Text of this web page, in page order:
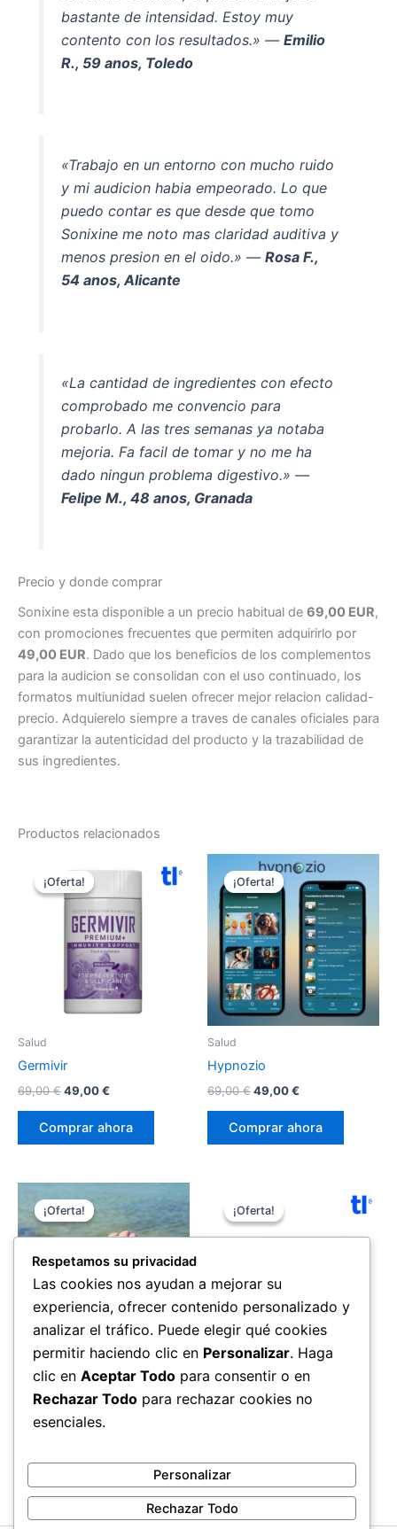
bastante de intensidad. Estoy muy
contento con los resultados.» —Emilio
R., 59 anos, Toledo
«Trabajo en un entorno con mucho ruido
y mi audicion habia empeorado. Lo que
puedo contar es que desde que tomo
Sonixine me noto mas claridad auditiva y
menos presion en el oido.» —Rosa F.,
54 anos, Alicante
«La cantidad de ingredientes con efecto
comprobado me convencio para
probarlo. A las tres semanas ya notaba
mejoria. Fa facil de tomar y no me ha
dado ningun problema digestivo.» —
Felipe M., 48 anos, Granada
Precio y donde comprar
Sonixine esta disponible a un precio habitual de 69,00 EUR,
con promociones frecuentes que permiten adquirirlo por
49,00 EUR. Dado que los beneficios de los complementos
para la audicion se consolidan con el uso continuado, los
formatos multiunidad suelen ofrecer mejor relacion calidad-
precio. Adquierelo siempre a traves de canales oficiales para
garantizar la autenticidad del producto y la trazabilidad de
sus ingredientes.
Productos relacionados
¡Oferta!
¡Oferta!
Salud
Germivir
69,00€El
original
era:
49,00€
es:
Comprar ahora
¡Oferta!
¡Oferta!
Salud
Hypnozio
69,00€El
original
era:
49,00€
es:
Comprar ahora
¡Oferta!
¡Oferta!
Salud
Hume Health Wrist Band
199,00€El
era:
149,00
es:
149,00 €.
¡Oferta!
¡Oferta!
Salud
Gluconax
era:
es:
Respetamos su privacidad
Las cookies nos ayudan a mejorar su
experiencia, ofrecer contenido personalizado y
analizar el tráfico. Puede elegir qué cookies
permitir haciendo clic en Personalizar. Haga
clic en Aceptar Todo para consentir o en
Rechazar Todo para rechazar cookies no
esenciales.
Personalizar
Rechazar Todo